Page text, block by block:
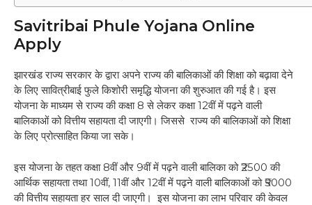
Savitribai Phule Yojana Online
Apply
झारखंड राज्य सरकार के द्वारा अपने राज्य की बालिकाओं की शिक्षा को बढ़ावा देने
के लिए सावित्रीबाई फुले किशोरी समृद्धि योजना की शुरुआत की गई है। इस
योजना के माध्यम से राज्य की कक्षा 8 से लेकर कक्षा 12वीं में पढ़ने वाली
बालिकाओं को वित्तीय सहायता दी जाएगी। जिससे राज्य की बालिकाओं को शिक्षा
के लिए प्रोत्साहित किया जा सके।
इस योजना के तहत कक्षा 8वीं और 9वीं में पढ़ने वाली बालिका को ₹2500 की
आर्थिक सहायता तथा 10वीं, 11वीं और 12वीं में पढ़ने वाली बालिकाओं को ₹5000
की वित्तीय सहायता हर साल दी जाएगी। इस योजना का लाभ परिवार की केवल